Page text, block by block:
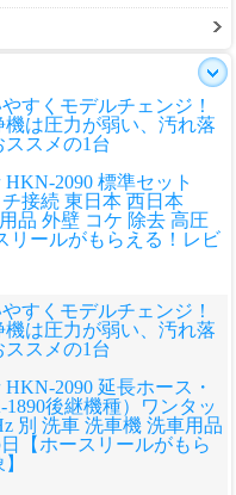
すくモデルチェンジ！
機は圧力が弱い、汚れ落
スメの1台
2090 標準セット
接続 東日本 西日本
品 外壁 コケ 除去 高圧
ールがもらえる！レビ
すくモデルチェンジ！
機は圧力が弱い、汚れ落
スメの1台
2090 延長ホース・
後継機種）ワンタッ
別 洗車 洗車機 洗車用品
【ホースリールがもら